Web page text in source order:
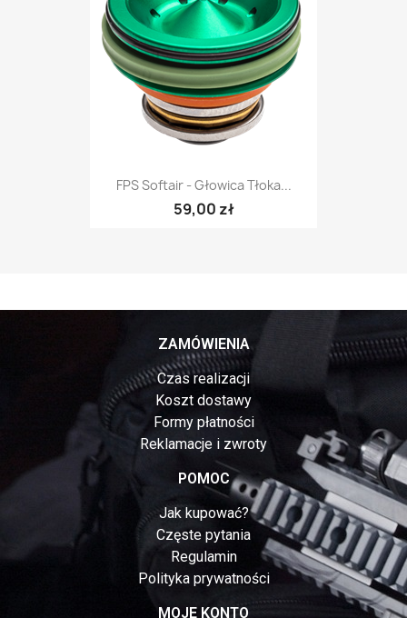
FPS Softair - Głowica Tłoka...
59,00 zł
ZAMÓWIENIA
Czas realizacji
Koszt dostawy
Formy płatności
Reklamacje i zwroty
POMOC
Jak kupować?
Częste pytania
Regulamin
Polityka prywatności
MOJE KONTO